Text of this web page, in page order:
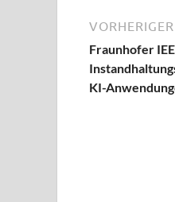
Fraunhofer
KI-